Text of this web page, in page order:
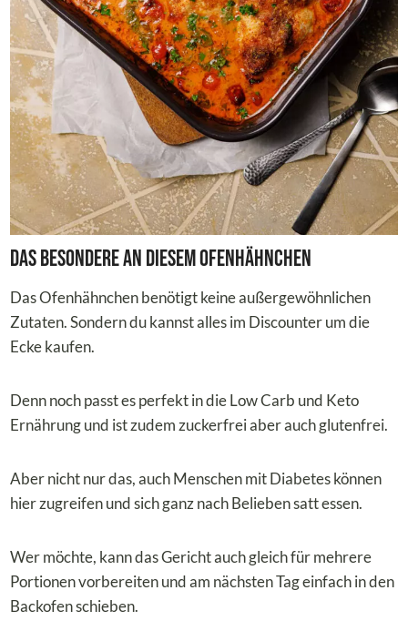
Das Besondere an diesem Ofenhähnchen
Das Ofenhähnchen benötigt keine außergewöhnlichen
Zutaten. Sondern du kannst alles im Discounter um die
Ecke kaufen.
Denn noch passt es perfekt in die Low Carb und Keto
Ernährung und ist zudem zuckerfrei aber auch glutenfrei.
Aber nicht nur das, auch Menschen mit Diabetes können
hier zugreifen und sich ganz nach Belieben satt essen.
Wer möchte, kann das Gericht auch gleich für mehrere
Portionen vorbereiten und am nächsten Tag einfach in den
Backofen schieben.